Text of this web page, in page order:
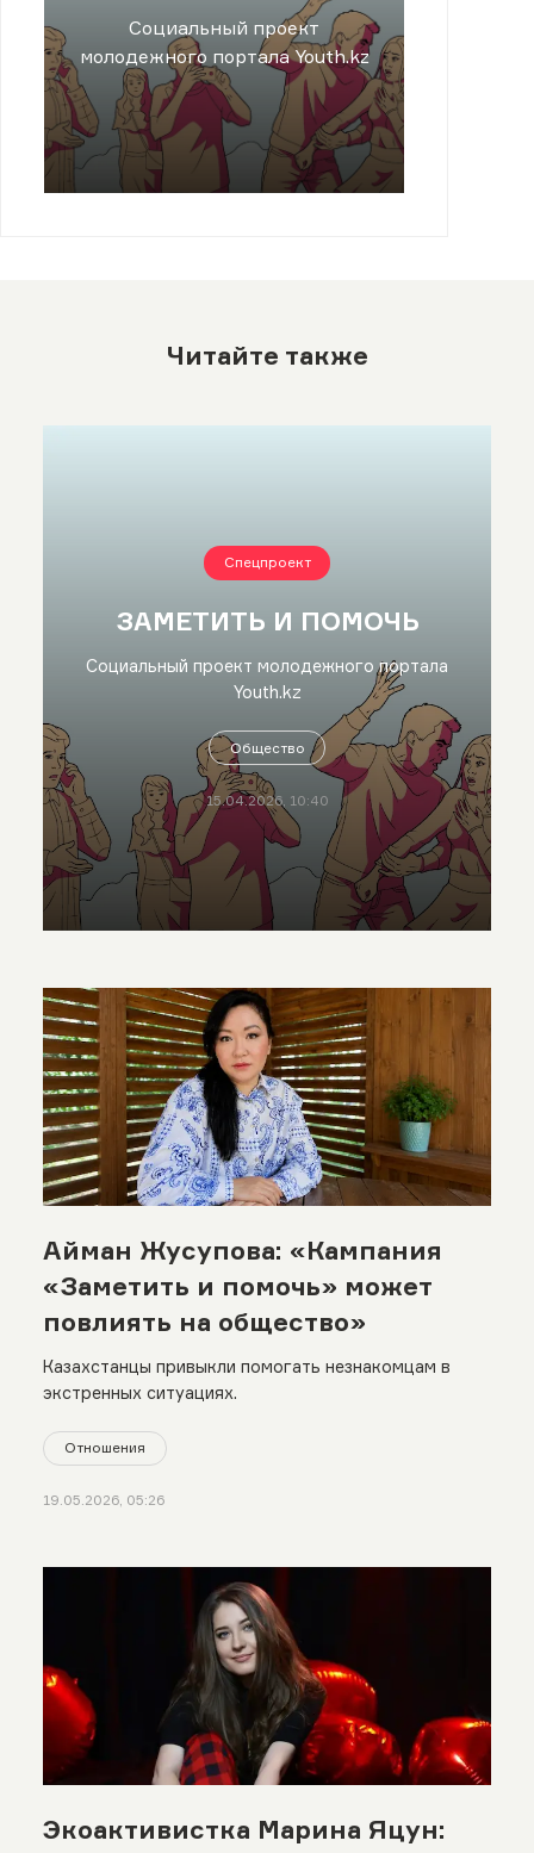
Социальный проект
молодежного портала Youth.kz
Читайте также
Спецпроект
ЗАМЕТИТЬ И ПОМОЧЬ
Социальный проект молодежного портала
Youth.kz
Общество
15.04.2026, 10:40
Айман Жусупова: «Кампания
«Заметить и помочь» может
повлиять на общество»
Казахстанцы привыкли помогать незнакомцам в
экстренных ситуациях.
Отношения
19.05.2026, 05:26
Экоактивистка Марина Яцун: